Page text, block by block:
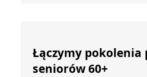
Łączymy
seniorów 60+